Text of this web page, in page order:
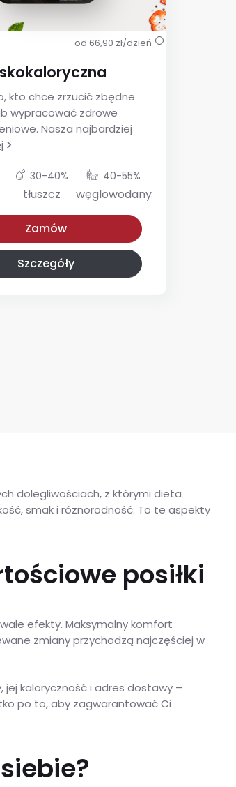
od 66,90 zł/dzień i
kto chce zrzucić zbędne
wypracować zdrowe
Nasza najbardziej
30-40%
tłuszcz
40-55%
węglowodany
Zamów
Szczegóły
dolegliwościach, z którymi dieta
smak i różnorodność. To te aspekty
posiłki
efekty. Maksymalny komfort
zmiany przychodzą najczęściej w
jej kaloryczność i adres dostawy –
po to, aby zagwarantować Ci